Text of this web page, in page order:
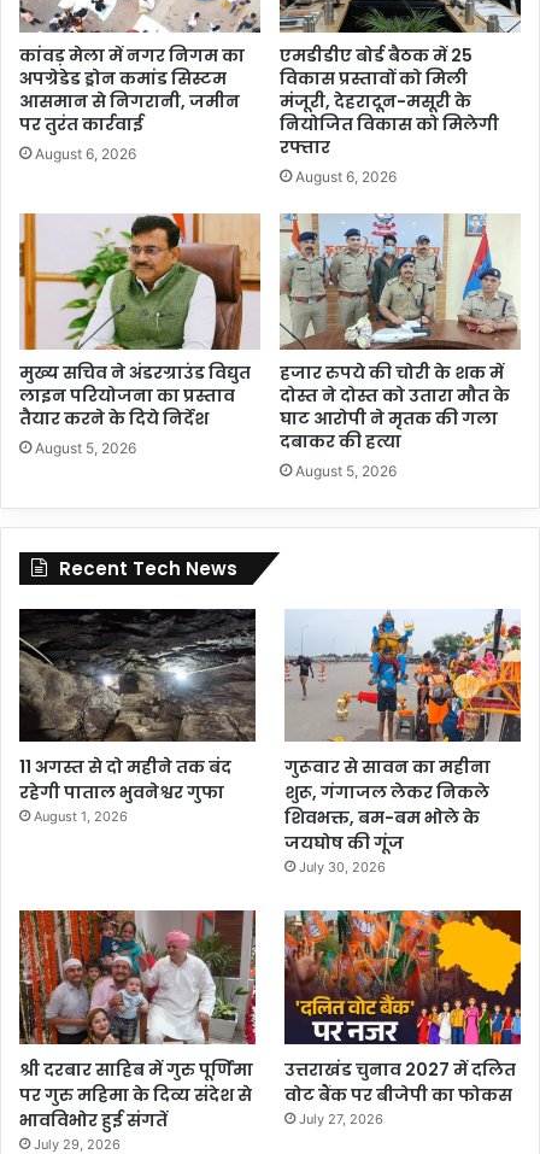
कांवड़ मेला में नगर निगम का
अपग्रेडेड ड्रोन कमांड सिस्टम
आसमान से निगरानी, जमीन
पर तुरंत कार्रवाई
August 6, 2026
एमडीडीए बोर्ड बैठक में 25
विकास प्रस्तावों को मिली
मंजूरी, देहरादून-मसूरी के
नियोजित विकास को मिलेगी
रफ्तार
August 6, 2026
मुख्य सचिव ने अंडरग्राउंड विद्युत
लाइन परियोजना का प्रस्ताव
तैयार करने के दिये निर्देश
August 5, 2026
हजार रुपये की चोरी के शक में
दोस्त ने दोस्त को उतारा मौत के
घाट आरोपी ने मृतक की गला
दबाकर की हत्या
August 5, 2026
Recent Tech News
11 अगस्त से दो महीने तक बंद
रहेगी पाताल भुवनेश्वर गुफा
August 1, 2026
गुरूवार से सावन का महीना
शुरू, गंगाजल लेकर निकले
शिवभक्त, बम-बम भोले के
जयघोष की गूंज
July 30, 2026
श्री दरबार साहिब में गुरु पूर्णिमा
पर गुरु महिमा के दिव्य संदेश से
भावविभोर हुई संगतें
July 29, 2026
उत्तराखंड चुनाव 2027 में दलित
वोट बैंक पर बीजेपी का फोकस
July 27, 2026